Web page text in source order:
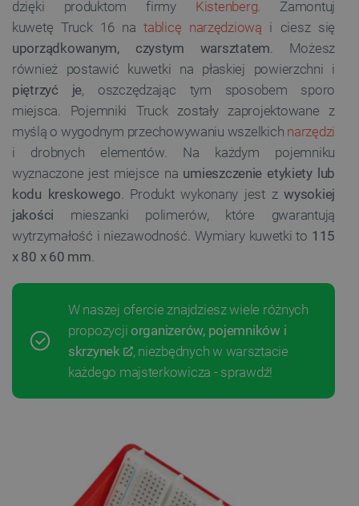
dzięki produktom firmy Kistenberg. Zamontuj
kuwetę Truck 16 natablicę narzędziową i ciesz się
uporządkowanym, czystym warsztatem. Możesz
również postawić kuwetki na płaskiej powierzchni i
piętrzyć je, oszczędzając tym sposobem sporo
miejsca. Pojemniki Truck zostały zaprojektowane z
myślą o wygodnym przechowywaniu wszelkich narzędzi
i drobnych elementów. Na każdym pojemniku
wyznaczone jest miejsce na umieszczenie etykiety lub
kodu kreskowego. Produkt wykonany jest zwysokiej
jakości mieszanki polimerów, które gwarantują
wytrzymałość i niezawodność. Wymiary kuwetki to 115
x 80 x 60 mm.
W naszej ofercie znajdziesz wiele różnych
propozycjiorganizerów, pojemników i
skrzynek
, niezbędnych w warsztacie
każdego majsterkowicza - sprawdź!